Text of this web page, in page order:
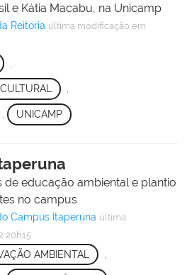
e Kátia Macabu, na Unicamp
Reitoria última modificação em
,
UNICAMP
de educação ambiental e plantio
no campus
Campus Itaperuna última
20h15
AMBIENTAL